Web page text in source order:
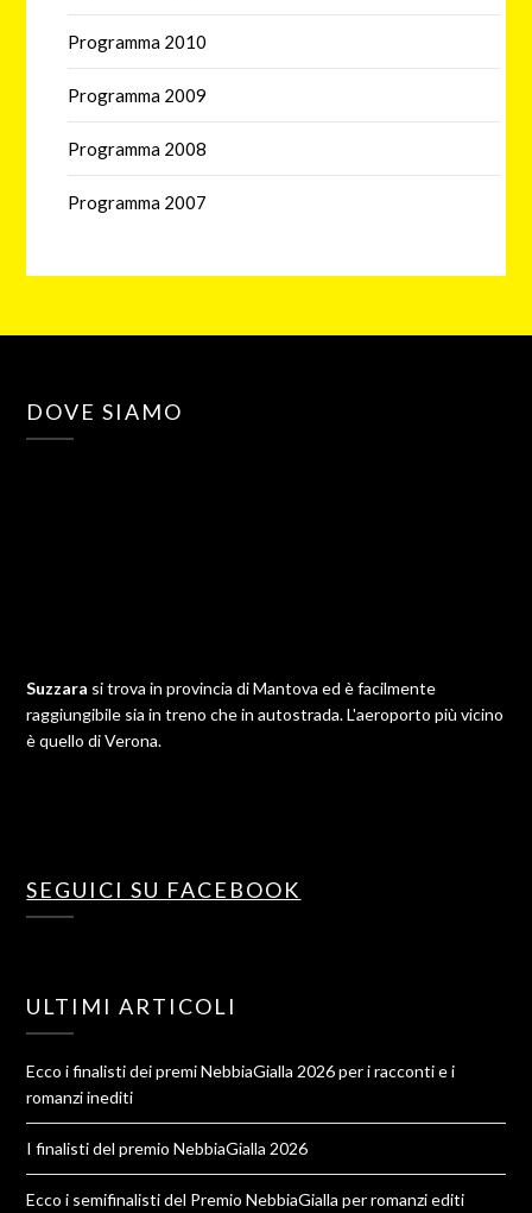
Programma 2010
Programma 2009
Programma 2008
Programma 2007
DOVE SIAMO
Suzzara si trova in provincia di Mantova ed è facilmente
raggiungibile sia in treno che in autostrada. L'aeroporto più vicino
è quello di Verona.
SEGUICI SU FACEBOOK
ULTIMI ARTICOLI
Ecco i finalisti dei premi NebbiaGialla 2026 per i racconti e i
romanzi inediti
I finalisti del premio NebbiaGialla 2026
Ecco i semifinalisti del Premio NebbiaGialla per romanzi editi